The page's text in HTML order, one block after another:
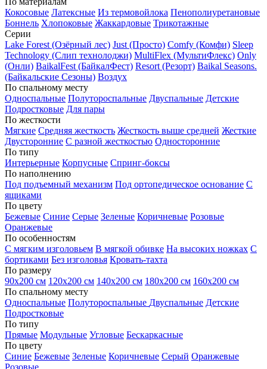
Кокосовые Латексные Из термовойлока Пенополиуретановые
Боннель Хлопоковые Жаккардовые Трикотажные
Серии
Lake Forest (Озёрный лес) Just (Просто) Comfy (Комфи) Sleep
Technology (Слип технолоджи) MultiFlex (МультиФлекс) Only
(Онли) BaikalFest (БайкалФест) Resort (Резорт) Baikal Seasons.
(Байкальские Сезоны) Воздух
По спальному месту
Односпальные Полутороспальные Двуспальные Детские
Подростковые Для пары
По жесткости
Мягкие Средняя жесткость Жесткость выше средней Жесткие
Двусторонние С разной жесткостью Односторонние
По типу
Интерьерные Корпусные Спринг-боксы
По наполнению
Под подъемный механизм Под ортопедическое основание С
ящиками
По цвету
Бежевые Синие Серые Зеленые Коричневые Розовые
Оранжевые
По особенностям
С мягким изголовьем В мягкой обивке На высоких ножках С
бортиками Без изголовья Кровать-тахта
По размеру
90х200 см 120х200 см 140х200 см 180х200 см 160х200 см
По спальному месту
Односпальные Полутороспальные Двуспальные Детские
Подростковые
По типу
Прямые Модульные Угловые Бескаркасные
По цвету
Синие Бежевые Зеленые Коричневые Серый Оранжевые
Розовые